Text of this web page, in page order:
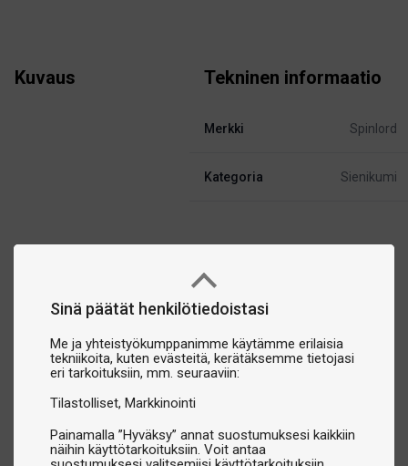
Sinä päätät henkilötiedoistasi
Me ja yhteistyökumppanimme käytämme erilaisia
tekniikoita, kuten evästeitä, kerätäksemme tietojasi
eri tarkoituksiin, mm. seuraaviin:
Tilastolliset Markkinointi
Painamalla ”Hyväksy” annat suostumuksesi kaikkiin
näihin käyttötarkoituksiin. Voit antaa
Kuvaus Tekninen informaatio
Merkki Spinlord
Kategoria Sienikumi